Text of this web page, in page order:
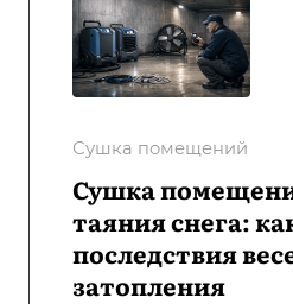
Сушка помещений
Сушка
таяния снега:
последствия
затопления